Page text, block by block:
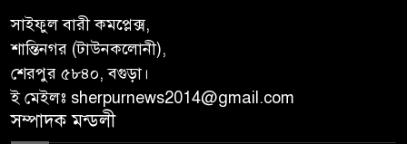
সাইফুল বারী কমপ্লেক্স,
শান্তিনগর (টাউনকলোনী),
শেরপুর ৫৮৪০, বগুড়া।
ই মেইলঃ sherpurnews2014@gmail.com
সম্পাদক মন্ডলী